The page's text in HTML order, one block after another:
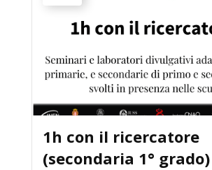
1h con il ricercatore
(secondaria 1° grado)